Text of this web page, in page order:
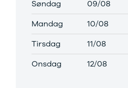
C3 Picasso
ë-C4
C4 Cactus
SpaceTourer
C5 Aircross
Søndag
09/08
Mandag
10/08
Tirsdag
11/08
Onsdag
12/08